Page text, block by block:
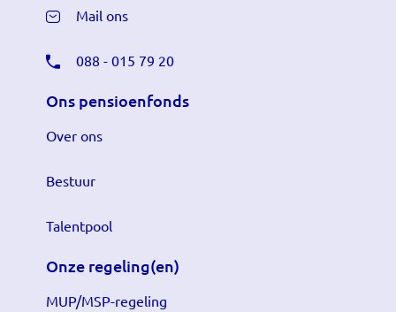
Mail ons
088 - 015 79 20
Ons pensioenfonds
Over ons
Bestuur
Talentpool
Onze regeling(en)
MUP/MSP-regeling